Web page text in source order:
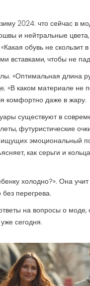
2024: что сейчас в
и нейтральные
обувь не
вставками, чтобы не
«Оптимальная длина
«В каком материале не
комфортно даже в жару.
существуют в
футуристические
эмоциональный
как серьги и
холодно?». Она
перегрева.
на вопросы о моде,
сегодня.